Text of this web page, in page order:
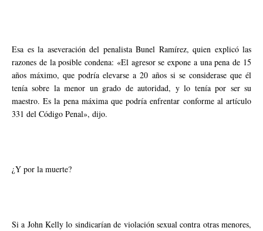
Esa es la aseveración del penalista Bunel Ramírez, quien explicó las
razones de la posible condena: «El agresor se expone a una pena de 15
años máximo, que podría elevarse a 20 años si se considerase que él
tenía sobre la menor un grado de autoridad, y lo tenía por ser su
maestro. Es la pena máxima que podría enfrentar conforme al artículo
331 del Código Penal», dijo.
¿Y por la muerte?
Si a John Kelly lo sindicarían de violación sexual contra otras menores,